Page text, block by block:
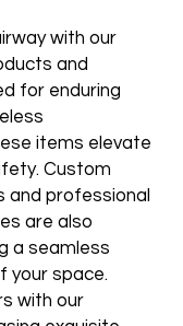
with our
and
for enduring
items elevate
Custom
and professional
are also
a seamless
your space.
with our